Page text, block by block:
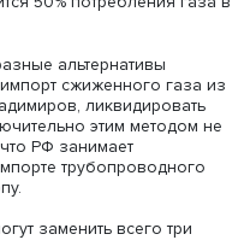
месяцев будет
86%. Достичь этого
практически
ЕС пытались снизить
однако далеко не у всех
например, в Германии
процесс, и сейчас
50% потребления